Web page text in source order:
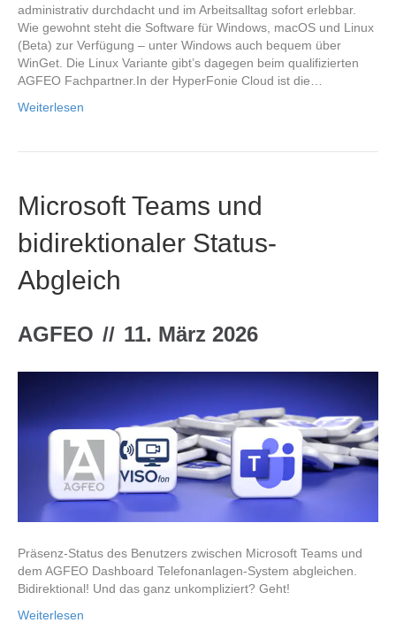
administrativ durchdacht und im Arbeitsalltag sofort erlebbar.
Wie gewohnt steht die Software für Windows, macOS und Linux
(Beta) zur Verfügung – unter Windows auch bequem über
WinGet. Die Linux Variante gibt’s dagegen beim qualifizierten
AGFEO Fachpartner.In der HyperFonie Cloud ist die…
Weiterlesen
Microsoft Teams und
bidirektionaler Status-
Abgleich
AGFEO // 11. März 2026
Präsenz-Status des Benutzers zwischen Microsoft Teams und
dem AGFEO Dashboard Telefonanlagen-System abgleichen.
Bidirektional! Und das ganz unkompliziert? Geht!
Weiterlesen